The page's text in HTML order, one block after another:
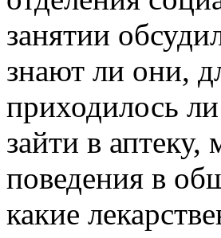
занятии
знают ли они,
приходилось
зайти в
поведения в
какие